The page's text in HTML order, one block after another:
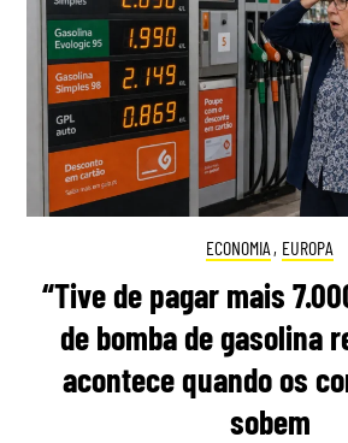
ECONOMIA , EUROPA
“Tive de pagar mais
de bomba de gasolina
acontece quando os
sobem